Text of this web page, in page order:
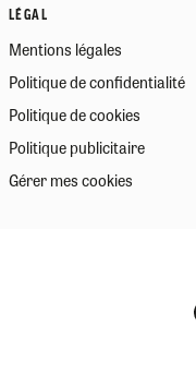
LÉGAL
Mentions légales
Politique de confidentialité
Politique de cookies
Politique publicitaire
Gérer mes cookies